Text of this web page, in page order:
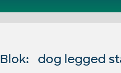
Blok: dog legged